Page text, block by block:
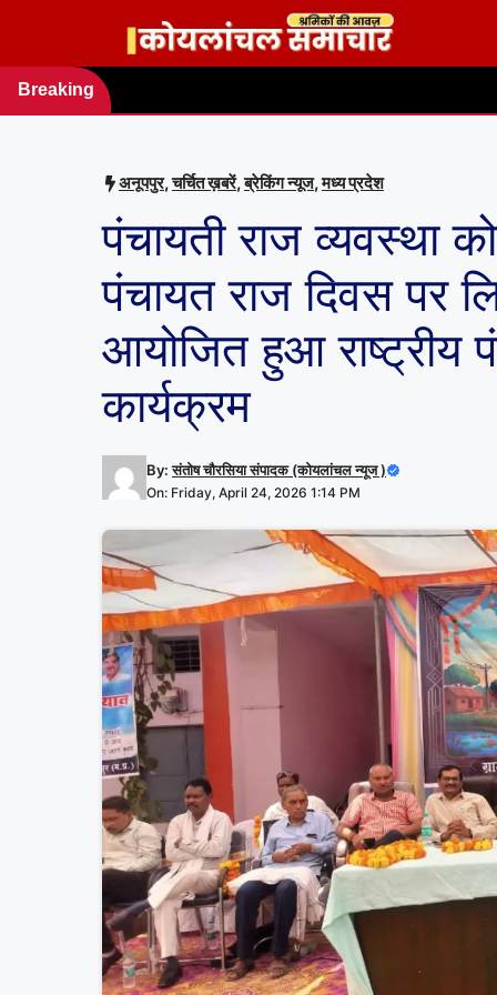
content
Breaking
अनूपपुर,चर्चित ख़बरें,ब्रेकिंग न्यूज,मध्य प्रदेश
पंचायती राज व्यवस्था
पंचायत राज दिवस पर
आयोजित हुआ राष्ट्रीय
कार्यक्रम
By:संतोष चौरसिया संपादक (कोयलांचल न्यूज )
On: Friday, April 24, 2026 1:14 PM